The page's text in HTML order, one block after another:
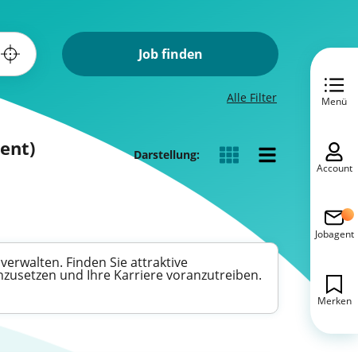
Job finden
Alle Filter
Darstellung:
Finden Sie attraktive
und Ihre Karriere voranzutreiben.
Menü
Account
Jobagent
Merken